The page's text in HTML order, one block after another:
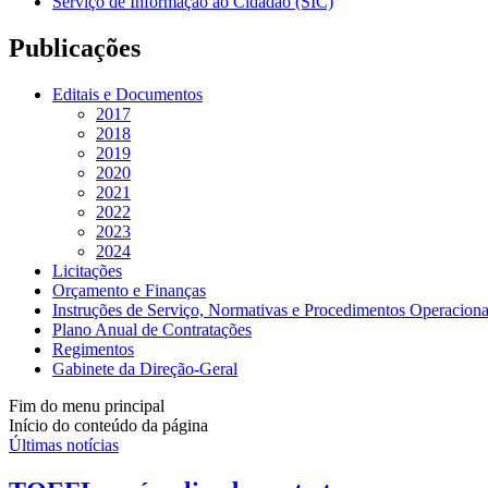
Publicações
Editais e Documentos
2017
2018
2019
2020
2021
2022
2023
2024
Licitações
Orçamento e Finanças
Instruções de Serviço, Normativas e Procedimentos
Plano Anual de Contratações
Regimentos
Gabinete da Direção-Geral
Fim do menu principal
Início do conteúdo da página
Últimas notícias